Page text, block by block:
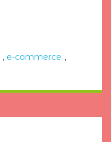
, e-commerce ,